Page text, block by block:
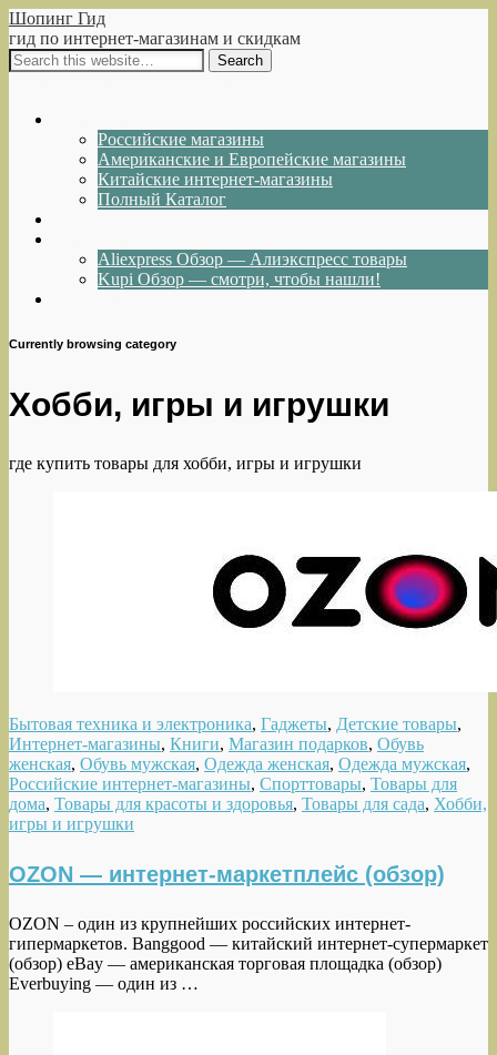
Шопинг Гид
гид по интернет-магазинам и скидкам
Российские магазины
Американские и Европейские магазины
Китайские интернет-магазины
Полный Каталог
Aliexpress Обзор — Алиэкспресс товары
Kupi Обзор — смотри, чтобы нашли!
Currently browsing category
Хобби, игры и игрушки
где купить товары для хобби, игры и игрушки
Бытовая техника и электроника, Гаджеты, Детские товары,
Интернет-магазины, Книги, Магазин подарков, Обувь
женская, Обувь мужская, Одежда женская, Одежда мужская,
Российские интернет-магазины, Спорттовары, Товары для
дома, Товары для красоты и здоровья, Товары для сада, Хобби,
игры и игрушки
OZON — интернет-маркетплейс (обзор)
OZON – один из крупнейших российских интернет-
гипермаркетов. Banggood — китайский интернет-супермаркет
(обзор) eBay — американская торговая площадка (обзор)
Everbuying — один из …